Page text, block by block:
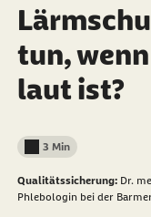
tun,
laut ist?
Lesedauer weniger als
3 Min
Qualitätssicherung: Dr.
Phlebologin bei der